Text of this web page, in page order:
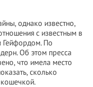
однако известно,
с известным в
По
Об этом пресса
что имела место
сколько
кошечкой.